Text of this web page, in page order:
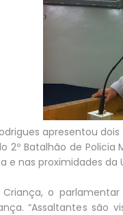
apresentou
2º Batalhão de
e nas proximidades
o
“Assaltantes são